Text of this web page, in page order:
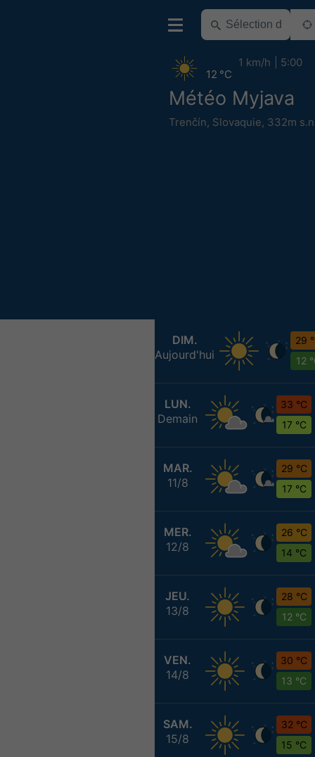
Météo Myjava
Trenčín, Slovaquie, 332m
12 °C
1 km/h 5:00
DIM.
Aujourd'hui
29
12
LUN.
Demain
33 °C
17 °C
MAR.
11/8
29 °C
17 °C
MER.
12/8
26 °C
14 °C
JEU.
13/8
28 °C
12 °C
VEN.
14/8
30 °C
13 °C
SAM.
15/8
32 °C
15 °C